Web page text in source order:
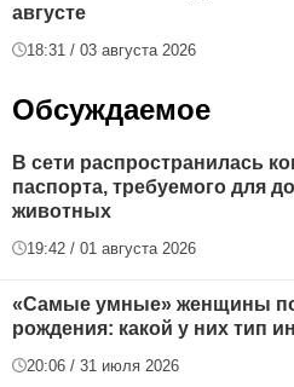
августе
18:31 / 03 августа 2026
Обсуждаемое
В сети распространилась
паспорта, требуемого для
животных
19:42 / 01 августа 2026
«Самые умные» женщины
рождения: какой у них тип
20:06 / 31 июля 2026